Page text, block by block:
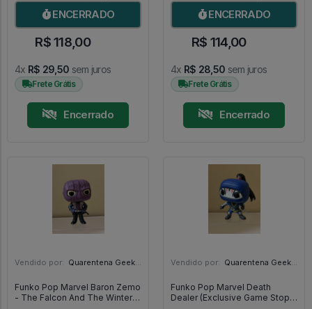
ENCERRADO
R$ 118,00
4x R$ 29,50 sem juros
Frete Grátis
Encerrado
ENCERRADO
R$ 114,00
4x R$ 28,50 sem juros
Frete Grátis
Encerrado
Vendido por: Quarentena Geek Store - SP
Funko Pop Marvel Baron Zemo
- The Falcon And The Winter
Vendido por: Quarentena Geek Store - SP
Funko Pop Marvel Death
Dealer (Exclusive Game Stop)